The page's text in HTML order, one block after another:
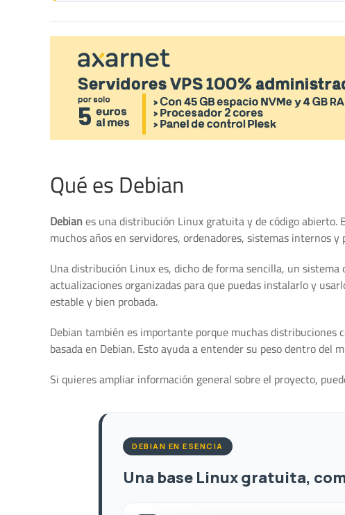
Qué es Debian
Debianes una distribución Linux gratuita y de código
muchos años en servidores, ordenadores, sistemas internos
Una distribución Linux es, dicho de forma sencilla, un
actualizaciones organizadas para que puedas instalarlo y
estable y bien probada.
Debian también es importante porque muchas
basada en Debian. Esto ayuda a entender su peso dentro
Si quieres ampliar información general sobre el proyecto,
DEBIAN EN ESENCIA
Una base Linux gratuita,